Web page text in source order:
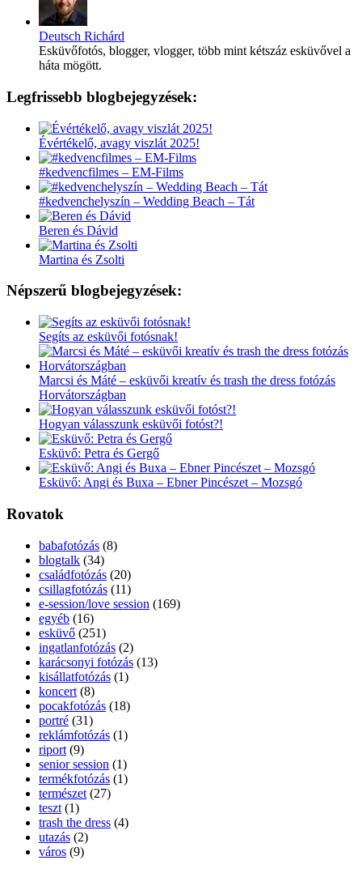
Deutsch Richárd
Esküvőfotós, blogger, vlogger, több mint kétszáz esküvővel a
háta mögött.
Legfrissebb blogbejegyzések:
Évértékelő, avagy viszlát 2025!
#kedvencfilmes – EM-Films
#kedvenchelyszín – Wedding Beach – Tát
Beren és Dávid
Martina és Zsolti
Népszerű blogbejegyzések:
Segíts az esküvői fotósnak!
Marcsi és Máté – esküvői kreatív és trash the dress fotózás
Horvátországban
Hogyan válasszunk esküvői fotóst?!
Esküvő: Petra és Gergő
Esküvő: Angi és Buxa – Ebner Pincészet – Mozsgó
Rovatok
babafotózás (8)
blogtalk (34)
családfotózás (20)
csillagfotózás (11)
e-session/love session (169)
egyéb (16)
esküvő (251)
ingatlanfotózás (2)
karácsonyi fotózás (13)
kisállatfotózás (1)
koncert (8)
pocakfotózás (18)
portré (31)
reklámfotózás (1)
riport (9)
senior session (1)
termékfotózás (1)
természet (27)
teszt (1)
trash the dress (4)
utazás (2)
város (9)